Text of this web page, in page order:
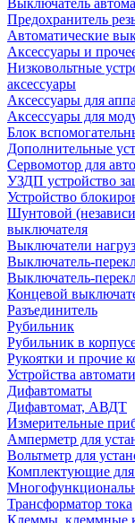
Выключатель
Предохранитель
Автоматические
Аксессуары и
Низковольтные
аксессуары
Аксессуары для
Аксессуары для
Блок
Дополнительные
Сервомотор для
УЗДП устройство
Устройство
Шунтовой
выключателя
Выключатели
Выключатель-
Выключатель-
Концевой
Разъединитель
Рубильник
Рубильник в
Рукоятки и прочие
Устройства
Дифавтоматы
Дифавтомат, АВДТ
Измерительные
Амперметр для
Вольтметр для
Комплектующие для
Трансформатор тока
Клеммы, клеммные